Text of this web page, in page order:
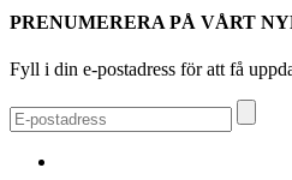
PRENUMERERA PÅ VÅRT
Fyll i din e-postadress för att få